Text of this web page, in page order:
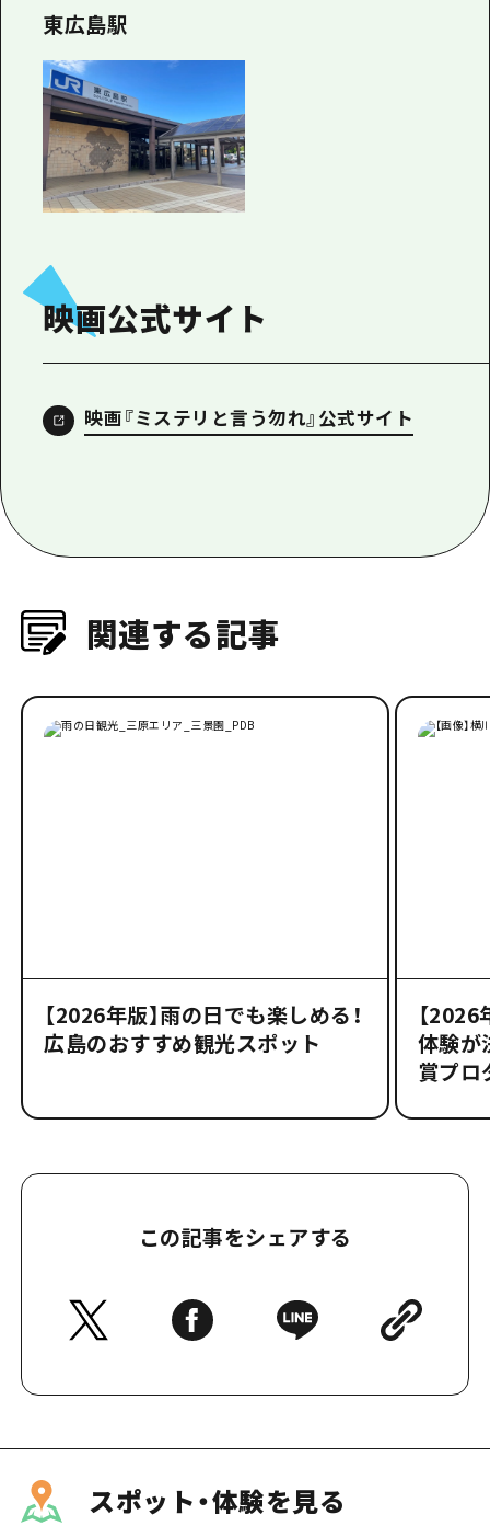
東広島駅
映画公式サイト
映画『ミステリと言う勿れ』公式サイト
関連する記事
【2026年版】雨の日でも楽しめる！
広島のおすすめ観光スポット
【
体験が
賞プロ
この記事をシェアする
スポット・体験を見る